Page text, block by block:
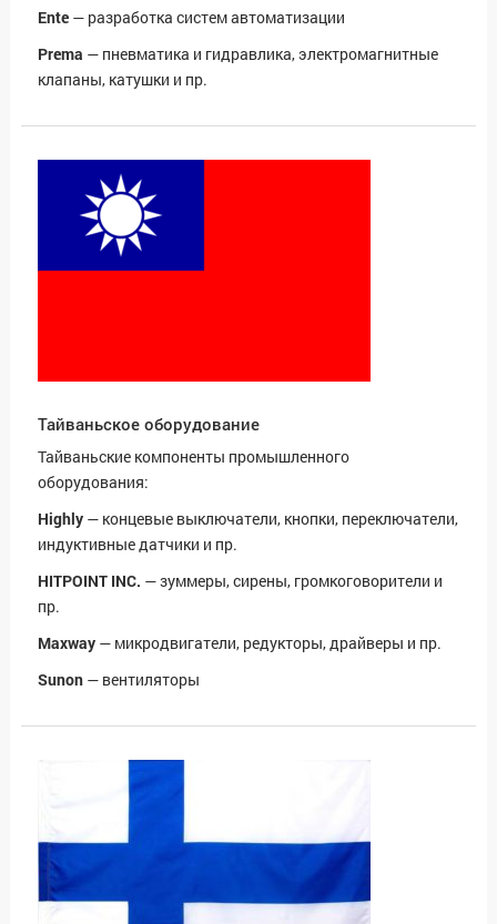
Ente — разработка систем автоматизации
Prema — пневматика и гидравлика, электромагнитные
клапаны, катушки и пр.
Тайваньское оборудование
Тайваньские компоненты промышленного
оборудования:
Highly — концевые выключатели, кнопки, переключатели,
индуктивные датчики и пр.
HITPOINT INC. — зуммеры, сирены, громкоговорители и
пр.
Maxway — микродвигатели, редукторы, драйверы и пр.
Sunon — вентиляторы